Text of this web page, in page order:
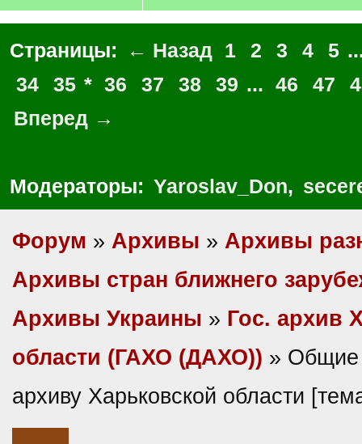
Страницы: ← Назад 1 2 3 4 5
34
35 * 36 37 38 39 ... 46 47
Вперед →
Модераторы: Yaroslav_Don,
Форум » Архивы » Архивы
Архивы стран ближнего
Архивы Украины » Гос. архив
области (ГАХО (ДАХО)) » Общие
архиву Харьковской области